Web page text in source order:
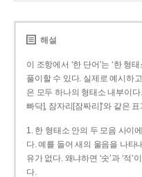
해설
이 조항에서 ‘한 단어’는 ‘한 형
풀이할 수 있다. 실제로 예시하
은 모두 하나의 형태소 내부이
빠닥], 잠자리[잠짜리]’와 같은
1. 한 형태소 안의 두 모음 사이
다. 예를 들어 새의 울음을 나타
유가 없다. 왜냐하면 ‘솟’과 ‘적
다.